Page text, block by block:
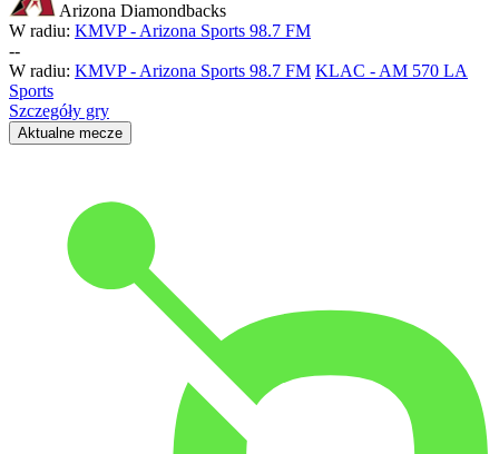
Arizona Diamondbacks
W radiu: KMVP - Arizona Sports 98.7 FM
--
W radiu: KMVP - Arizona Sports 98.7 FM KLAC - AM 570 LA
Sports
Szczegóły gry
Aktualne mecze